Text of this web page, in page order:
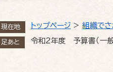
現在地 トップページ > 組織で
足あと 令和2年度 予算書（一般